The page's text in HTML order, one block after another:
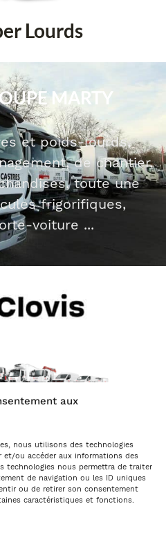
aux
nous utilisons des technologies
ou accéder aux informations des
technologies nous permettra de traiter
de navigation ou les ID uniques
ou de retirer son consentement
caractéristiques et fonctions.
Lourds
MARTY
et poids-lourds,
de chantier,
toute une
frigorifiques,
voiture ...